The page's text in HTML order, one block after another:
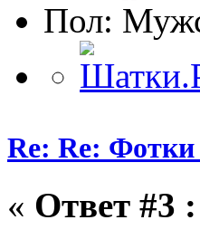
Пол:
Re: Re:
« Ответ #3 :